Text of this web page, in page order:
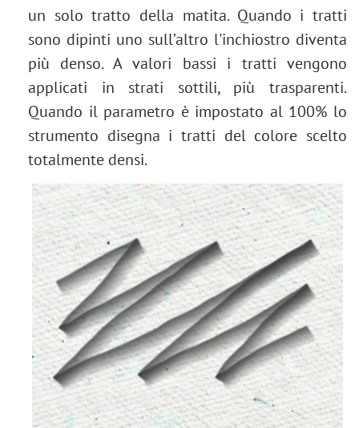
un solo tratto della matita. Quando i tratti
sono dipinti uno sull’altro l'inchiostro diventa
più denso. A valori bassi i tratti vengono
applicati in strati sottili, più trasparenti.
Quando il parametro è impostato al 100% lo
strumento disegna i tratti del colore scelto
totalmente densi.